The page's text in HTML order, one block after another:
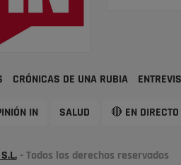
CRÓNICAS DE UNA RUBIA
IN SALUD 🔴 EN DIRECTO
- Todos los derechos reservados